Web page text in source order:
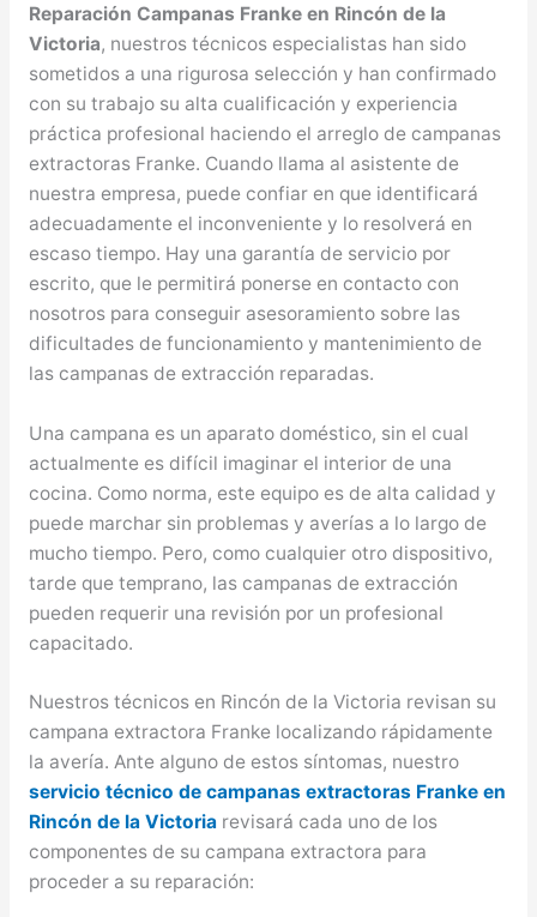
Reparación Campanas Franke en Rincón de la
Victoria, nuestros técnicos especialistas han sido
sometidos a una rigurosa selección y han confirmado
con su trabajo su alta cualificación y experiencia
práctica profesional haciendo el arreglo de campanas
extractoras Franke. Cuando llama al asistente de
nuestra empresa, puede confiar en que identificará
adecuadamente el inconveniente y lo resolverá en
escaso tiempo. Hay una garantía de servicio por
escrito, que le permitirá ponerse en contacto con
nosotros para conseguir asesoramiento sobre las
dificultades de funcionamiento y mantenimiento de
las campanas de extracción reparadas.
Una campana es un aparato doméstico, sin el cual
actualmente es difícil imaginar el interior de una
cocina. Como norma, este equipo es de alta calidad y
puede marchar sin problemas y averías a lo largo de
mucho tiempo. Pero, como cualquier otro dispositivo,
tarde que temprano, las campanas de extracción
pueden requerir una revisión por un profesional
capacitado.
Nuestros técnicos en Rincón de la Victoria revisan su
campana extractora Franke localizando rápidamente
la avería. Ante alguno de estos síntomas, nuestro
servicio técnico de campanas extractoras Franke en
Rincón de la Victoriarevisará cada uno de los
componentes de su campana extractora para
proceder a su reparación: